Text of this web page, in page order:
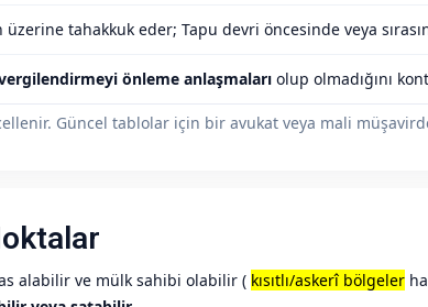
üzerine tahakkuk eder; Tapu devri öncesinde veya
önleme anlaşmaları olup olmadığını
Güncel tablolar için bir avukat veya mali
alabilir ve mülk sahibi olabilir ( kısıtlı/askerî bölgeler